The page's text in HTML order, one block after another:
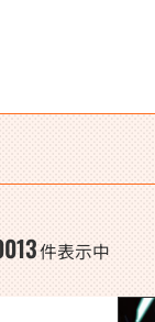
件表示中